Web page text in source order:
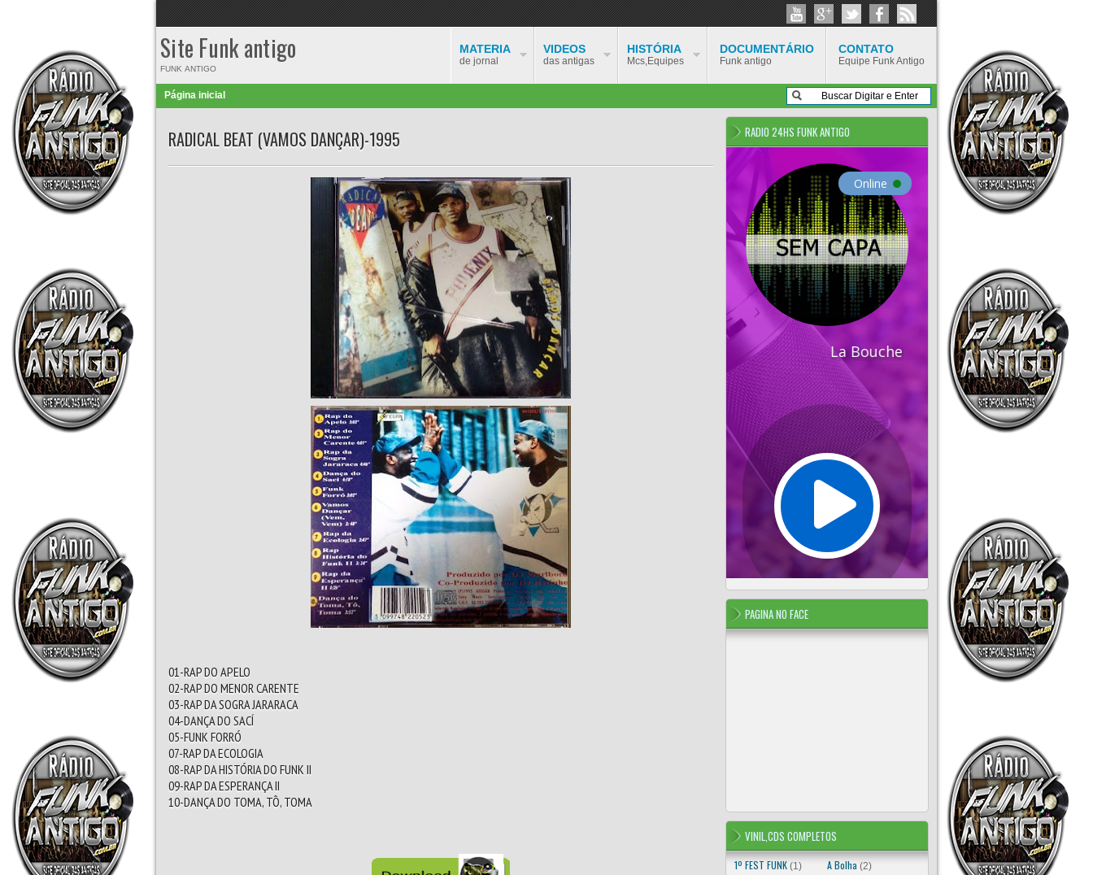
Site Funk antigo
FUNK ANTIGO
CONTATO
Equipe Funk Antigo
DOCUMENTÁRIO
Funk antigo
HISTÓRIA
Mcs,Equipes
VIDEOS
das antigas
MATERIA
de jornal
Página inicial
RADICAL BEAT (VAMOS DANÇAR)-1995
01-RAP DO APELO
02-RAP DO MENOR CARENTE
03-RAP DA SOGRA JARARACA
04-DANÇA DO SACÍ
05-FUNK FORRÓ
07-RAP DA ECOLOGIA
08-RAP DA HISTÓRIA DO FUNK II
09-RAP DA ESPERANÇA II
10-DANÇA DO TOMA, TÔ, TOMA
RADIO 24HS FUNK ANTIGO
PAGINA NO FACE
VINIL,CDS COMPLETOS
1º FEST FUNK (1) A Bolha (2)